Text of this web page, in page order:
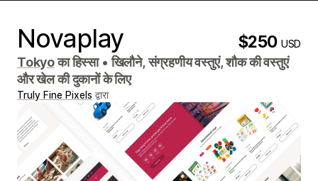
Novaplay $250USD
Tokyoका हिस्सा • खिलौने, संग्रहणीय वस्तुएं, शौक की वस्तुएं
और खेल की दुकानों के लिए
Truly Fine Pixels द्वारा